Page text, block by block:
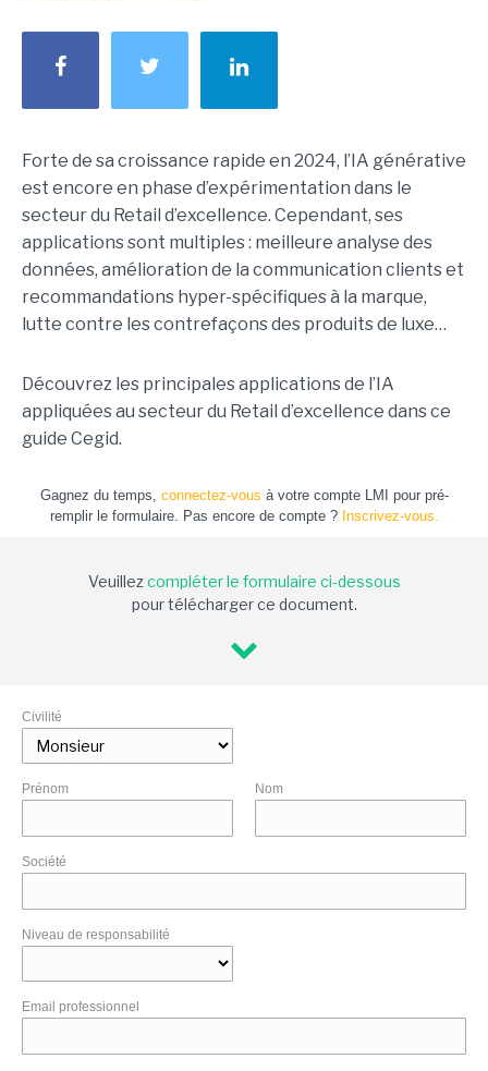
Forte de sa croissance rapide en 2024, l’IA générative
est encore en phase d’expérimentation dans le
secteur du Retail d’excellence. Cependant, ses
applications sont multiples : meilleure analyse des
données, amélioration de la communication clients et
recommandations hyper-spécifiques à la marque,
lutte contre les contrefaçons des produits de luxe…
Découvrez les principales applications de l’IA
appliquées au secteur du Retail d’excellence dans ce
guide Cegid.
Gagnez du temps, connectez-vous à votre compte LMI pour pré-
remplir le formulaire. Pas encore de compte ? Inscrivez-vous.
Veuillezcompléter le formulaire ci-dessous
pour télécharger ce document.
Civilité
Prénom Nom
Société
Niveau de responsabilité
Email professionnel